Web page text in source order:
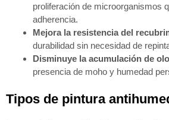
proliferación de microorganismos
adherencia.
Mejora la resistencia del
durabilidad sin necesidad de
Disminuye la acumulación de
presencia de moho y humedad
Tipos de pintura